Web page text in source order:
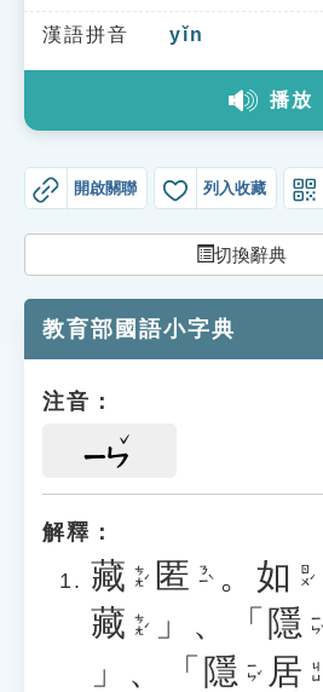
生命大百科索引
教學應用
貓頭鷹博士
漢語拼音 yǐn
播放
開啟關聯 列入收藏
切換辭典
教育部國語小字典
注音：
ㄧㄣ
解釋：
藏 ㄘㄤˊ 匿 ㄋㄧˋ 。 如 ㄖㄨˊ
藏 ㄘㄤˊ 」、「 隱 ㄧㄣˇ
」、「 隱 ㄧㄣˇ 居 ㄐㄩ